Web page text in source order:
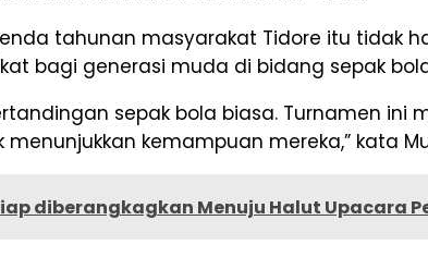
tahunan masyarakat Tidore itu tidak
bagi generasi muda di bidang sepak
sepak bola biasa. Turnamen
kemampuan mereka,” kata
diberangkagkan Menuju Halut Upacara